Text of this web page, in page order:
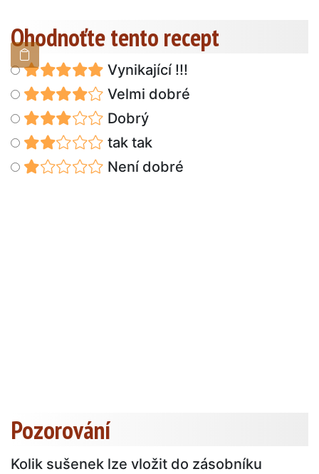
Ohodnoťte tento recept
Vynikající !!!
Velmi dobré
Dobrý
tak tak
Není dobré
Pozorování
Kolik sušenek lze vložit do zásobníku